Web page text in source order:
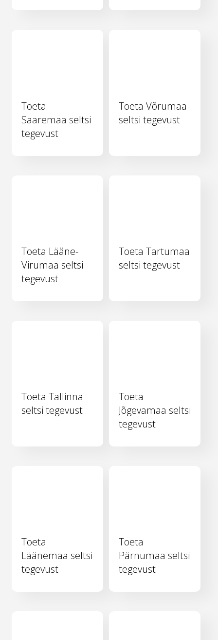
Toeta
Saaremaa seltsi
tegevust
Toeta Võrumaa
seltsi tegevust
Toeta Lääne-
Virumaa seltsi
tegevust
Toeta Tartumaa
seltsi tegevust
Toeta Tallinna
seltsi tegevust
Toeta
Jõgevamaa seltsi
tegevust
Toeta
Läänemaa seltsi
tegevust
Toeta
Pärnumaa seltsi
tegevust